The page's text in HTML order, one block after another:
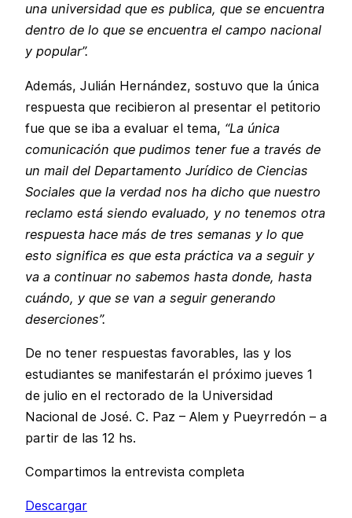
una universidad que es publica, que se encuentra
dentro de lo que se encuentra el campo nacional
y popular”.
Además, Julián Hernández, sostuvo que la única
respuesta que recibieron al presentar el petitorio
fue que se iba a evaluar el tema, “La única
comunicación que pudimos tener fue a través de
un mail del Departamento Jurídico de Ciencias
Sociales que la verdad nos ha dicho que nuestro
reclamo está siendo evaluado, y no tenemos otra
respuesta hace más de tres semanas y lo que
esto significa es que esta práctica va a seguir y
va a continuar no sabemos hasta donde, hasta
cuándo, y que se van a seguir generando
deserciones”.
De no tener respuestas favorables, las y los
estudiantes se manifestarán el próximo jueves 1
de julio en el rectorado de la Universidad
Nacional de José. C. Paz – Alem y Pueyrredón – a
partir de las 12 hs.
Compartimos la entrevista completa
Descargar